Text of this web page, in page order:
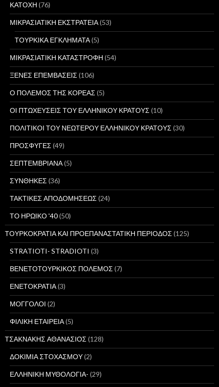
ΚΑΤΟΧΗ (76)
ΜΙΚΡΑΣΙΑΤΙΚΗ ΕΚΣΤΡΑΤΕΙΑ(53)
ΤΟΥΡΚΙΚΑ ΕΓΚΛΗΜΑΤΑ(5)
ΜΙΚΡΑΣΙΑΤΙΚΗ ΚΑΤΑΣΤΡΟΦΗ (54)
ΞΕΝΕΣ ΕΠΕΜΒΑΣΕΙΣ(106)
Ο ΠΟΛΕΜΟΣ ΤΗΣ ΚΟΡΕΑΣ(5)
ΟΙ ΠΤΩΧΕΥΣΕΙΣ ΤΟΥ ΕΛΛΗΝΙΚΟΥ ΚΡΑΤΟΥΣ(10)
ΠΟΛΙΤΙΚΟΙ ΤΟΥ ΝΕΩΤΕΡΟΥ ΕΛΛΗΝΙΚΟΥ ΚΡΑΤΟΥΣ(30)
ΠΡΟΣΦΥΓΕΣ(49)
ΣΕΠΤΕΜΒΡΙΑΝΑ(5)
ΣΥΝΘΗΚΕΣ(36)
ΤΑΚΤΙΚΕΣ ΑΠΟΔΟΜΗΣΕΩΣ(24)
ΤΟ ΗΡΩΙΚΟ '40(50)
ΤΟΥΡΚΟΚΡΑΤΙΑ ΚΑΙ ΠΡΟΕΠΑΝΑΣΤΑΤΙΚΗ ΠΕΡΙΟΔΟΣ(125)
STRATIOTI- STRADIOTI (3)
ΒΕΝΕΤΟΤΟΥΡΚΙΚΟΣ ΠΟΛΕΜΟΣ(7)
ΕΝΕΤΟΚΡΑΤΙΑ(3)
ΜΟΓΓΟΛΟΙ (2)
ΦΙΛΙΚΗ ΕΤΑΙΡΕΙΑ(5)
ΤΣΑΚΝΑΚΗΣ ΑΘΑΝΑΣΙΟΣ(128)
ΔΟΚΙΜΙΑ ΣΤΟΧΑΣΜΟΥ(2)
ΕΛΛΗΝΙΚΗ ΜΥΘΟΛΟΓΙΑ- (29)